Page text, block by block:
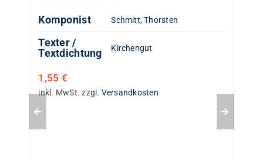
Komponist Schmitt, Thorsten
Texter /
Textdichtung
Kirchengut
1,55 €
inkl. MwSt. zzgl. Versandkosten